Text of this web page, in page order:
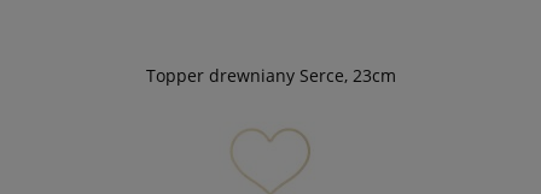
Topper drewniany Serce, 23cm